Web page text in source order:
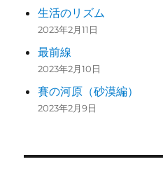
生活のリズム
2023年2月11日
最前線
2023年2月10日
賽の河原（砂漠編）
2023年2月9日